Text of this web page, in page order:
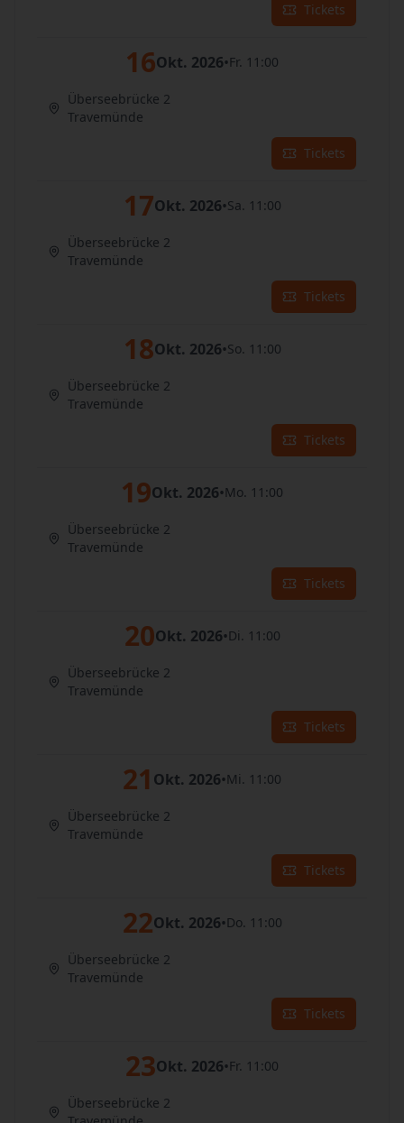
Tickets
16Okt. 2026•Fr. 11:00
Überseebrücke 2
Travemünde
Tickets
17Okt. 2026•Sa. 11:00
Überseebrücke 2
Travemünde
Tickets
18Okt. 2026•So. 11:00
Überseebrücke 2
Travemünde
Tickets
19Okt. 2026•Mo. 11:00
Überseebrücke 2
Travemünde
Tickets
20Okt. 2026•Di. 11:00
Überseebrücke 2
Travemünde
Tickets
21 Okt. 2026•Mi. 11:00
Überseebrücke 2
Travemünde
Tickets
22Okt. 2026•Do. 11:00
Überseebrücke 2
Travemünde
Tickets
23Okt. 2026•Fr. 11:00
Überseebrücke 2